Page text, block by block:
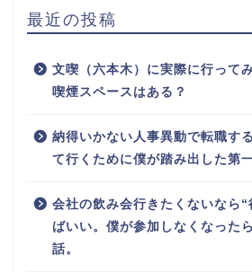
最近の投稿
文喫（六本木）に実際に行って
喫煙スペースはある？
納得いかない人事異動で転職す
て行くために僕が踏み出した第
会社の飲み会行きたくないなら
ばいい。僕が参加しなくなった
話。